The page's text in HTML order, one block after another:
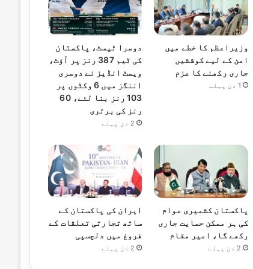
وزیراعظم کا خطے میں
امن کے لیے کوششیں
جاری رکھنے کا عزم
1 دن پہلے
دوسرا ٹیسٹ، پاکستان
کی ٹیم 387 رنز پر آؤٹ،
ویسٹ انڈیز نے دوسری
اننگز میں 6 وکٹوں پر
103 رنز بنا لئے، 60
رنز کی برتری
2 دن پہلے
پاکستان کشمیری عوام
کی ہر ممکن حمایت جاری
رکھے گا، امیر مقام
2 دن پہلے
ایران کی پاکستان کے
ساتھ تجارتی تعلقات کے
فروغ میں دلچسپی
2 دن پہلے